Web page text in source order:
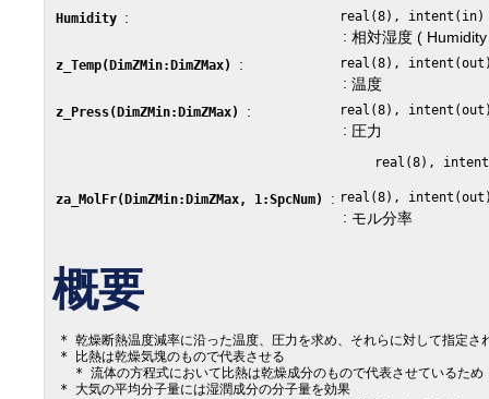
Humidity : real(8), intent(in)
: 相対湿度 (
z_Temp(DimZMin:DimZMax) : real(8),
: 温度
z_Press(DimZMin:DimZMax) : real(8),
: 圧力
za_MolFr(DimZMin:DimZMax, 1:SpcNum) : real(8),
: モル分率
概要
* 乾燥断熱温度減率に沿った温度、圧力を求め、それらに対して指定さ
* 比熱は乾燥気塊のもので代表させる
   * 流体の方程式において比熱は乾燥成分のもので代表させているため
* 大気の平均分子量には湿潤成分の分子量を効果